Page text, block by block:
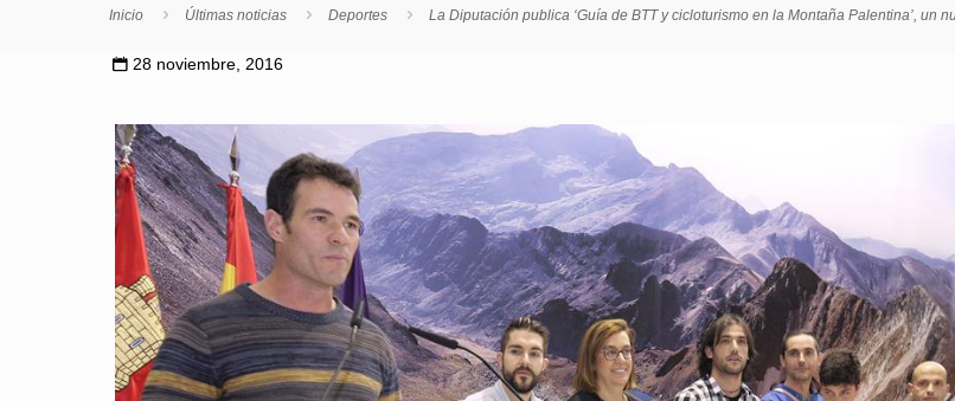
Inicio Últimas noticias Deportes La Diputación publica ‘Guía de BTT y cicloturismo en la Montaña Palentina’,
28 noviembre, 2016